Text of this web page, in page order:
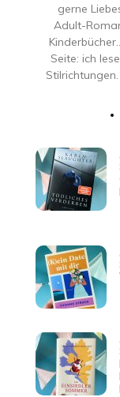
gerne
Adult-
Seite: ich